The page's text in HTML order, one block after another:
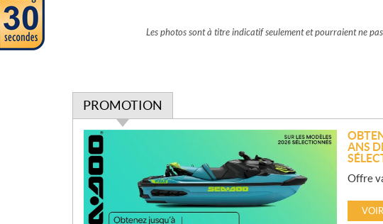
Les photos sont à titre indicatif seulement et pourraient ne
PROMOTION
P
r
o
m
o
t
ANS
Offre